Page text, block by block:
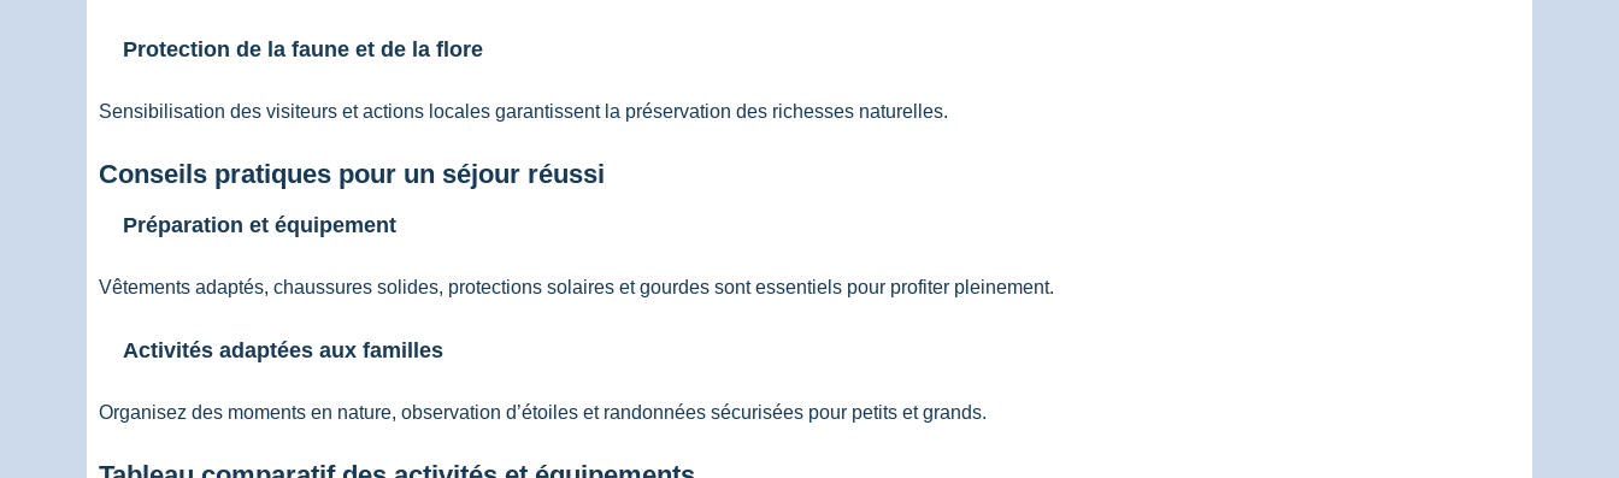
Protection de la faune et de la flore
Sensibilisation des visiteurs et actions locales garantissent la préservation des richesses naturelles.
Conseils pratiques pour un séjour réussi
Préparation et équipement
Vêtements adaptés, chaussures solides, protections solaires et gourdes sont essentiels pour profiter pleinement.
Activités adaptées aux familles
Organisez des moments en nature, observation d’étoiles et randonnées sécurisées pour petits et grands.